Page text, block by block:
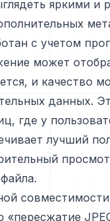
яркими
с учетом
может
и качество
данных.
где у
лучший